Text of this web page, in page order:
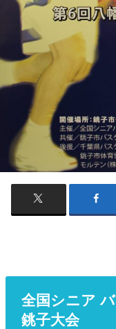
全国シニア
銚子大会